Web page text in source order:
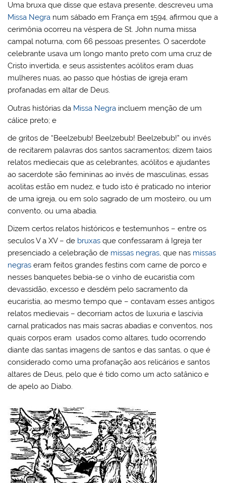
Uma bruxa que disse que estava presente, descreveu uma
Missa Negra num sábado em França em 1594, afirmou que a
cerimônia ocorreu na véspera de St. John numa missa
campal noturna, com 66 pessoas presentes. O sacerdote
celebrante usava um longo manto preto com uma cruz de
Cristo invertida, e seus assistentes acólitos eram duas
mulheres nuas, ao passo que hóstias de igreja eram
profanadas em altar de Deus.
Outras histórias da Missa Negra incluem menção de um
cálice preto; e
de gritos de “Beelzebub! Beelzebub! Beelzebub!” ou invés
de recitarem palavras dos santos sacramentos; dizem taios
relatos mediecais que as celebrantes, acólitos e ajudantes
ao sacerdote são femininas ao invés de masculinas, essas
acolitas estão em nudez, e tudo isto é praticado no interior
de uma igreja, ou em solo sagrado de um mosteiro, ou um
convento, ou uma abadia.
Dizem certos relatos históricos e testemunhos – entre os
seculos V a XV – de bruxas que confessaram á Igreja ter
presenciado a celebração de missas negras, que nas missas
negras eram feitos grandes festins com carne de porco e
nesses banquetes bebia-se o vinho de eucaristia com
devassidão, excesso e desdém pelo sacramento da
eucaristia, ao mesmo tempo que – contavam esses antigos
relatos medievais – decorriam actos de luxuria e lascívia
carnal praticados nas mais sacras abadias e conventos, nos
quais corpos eram usados ​​como altares, tudo ocorrendo
diante das santas imagens de santos e das santas, o que é
considerado como uma profanação aos relicários e santos
altares de Deus, pelo que é tido como um acto satânico e
de apelo ao Diabo.